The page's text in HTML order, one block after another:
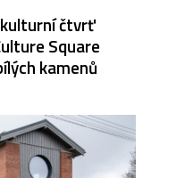
kulturní čtvrť
Square
kamenů